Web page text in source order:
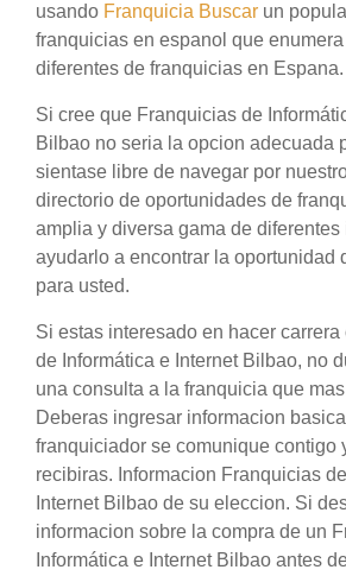
usando Franquicia Buscar un
franquicias en espanol que
diferentes de franquicias en Espana.
Si cree que Franquicias de
Bilbao no seria la opcion adecuada
sientase libre de navegar por
directorio de oportunidades de
amplia y diversa gama de
ayudarlo a encontrar la oportunidad
para usted.
Si estas interesado en hacer
de Informática e Internet Bilbao, no
una consulta a la franquicia que
Deberas ingresar informacion
franquiciador se comunique contigo
recibiras. Informacion Franquicias
Internet Bilbao de su eleccion. Si
informacion sobre la compra de un
Informática e Internet Bilbao antes